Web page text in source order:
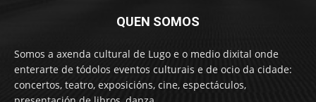
QUEN SOMOS
Somos a axenda cultural de Lugo e o medio dixital onde
enterarte de tódolos eventos culturais e de ocio da cidade:
concertos, teatro, exposicións, cine, espectáculos,